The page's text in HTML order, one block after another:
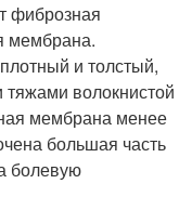
фиброзная
мембрана.
и толстый,
волокнистой
мембрана менее
большая часть
болевую